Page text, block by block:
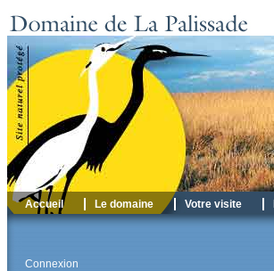
Accueil Le domaine Votre visite
Connexion